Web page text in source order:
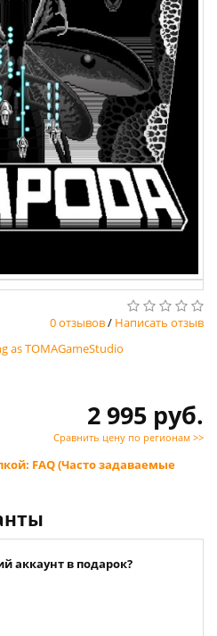
0 отзывов/ Написать отзыв
as TOMAGameStudio
2 995 руб.
Сравнить цену по регионам >>
FAQ (Часто задаваемые
аккаунт в подарок?